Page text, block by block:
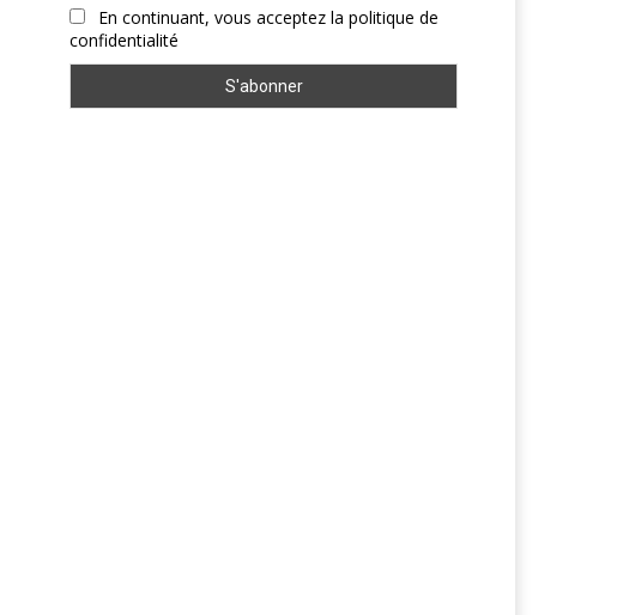
En continuant, vous acceptez la politique de
confidentialité